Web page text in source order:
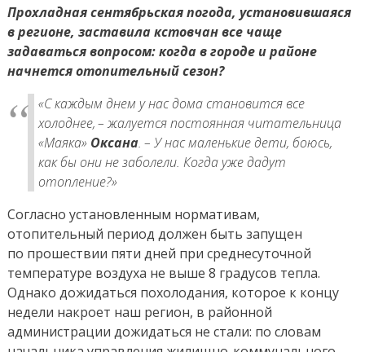
on
записи
Тепло
идет!
Прохладная сентябрьская погода, установившаяся
в регионе, заставила кстовчан все чаще
задаваться вопросом: когда в городе и районе
начнется отопительный сезон?
«С каждым днем у нас дома становится все
холоднее, – жалуется постоянная читательница
«Маяка» Оксана. – У нас маленькие дети, боюсь,
как бы они не заболели. Когда уже дадут
отопление?»
Согласно установленным нормативам,
отопительный период должен быть запущен
по прошествии пяти дней при среднесуточной
температуре воздуха не выше 8 градусов тепла.
Однако дожидаться похолодания, которое к концу
недели накроет наш регион, в районной
администрации дожидаться не стали: по словам